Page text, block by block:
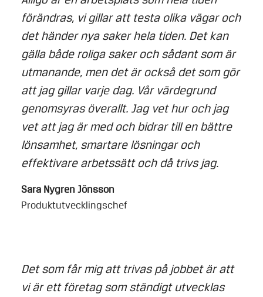
förändras, vi gillar att testa olika vägar och
det händer nya saker hela tiden. Det kan
gälla både roliga saker och sådant som är
utmanande, men det är också det som gör
att jag gillar varje dag. Vår värdegrund
genomsyras överallt. Jag vet hur och jag
vet att jag är med och bidrar till en bättre
lönsamhet, smartare lösningar och
effektivare arbetssätt och då trivs jag.
Sara Nygren Jönsson
Produktutvecklingschef
Det som får mig att trivas på jobbet är att
vi är ett företag som ständigt utvecklas